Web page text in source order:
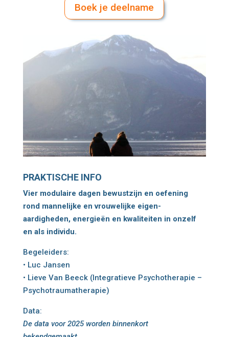
Boek je deelname
PRAKTISCHE INFO
Vier modulaire dagen bewustzijn en oefening
rond mannelijke en vrouwelijke eigen-
aardigheden, energieën en kwaliteiten in onzelf
en als individu.
Begeleiders:
• Luc Jansen
• Lieve Van Beeck(Integratieve Psychotherapie –
Psychotraumatherapie)
Data:
De data voor 2025 worden binnenkort